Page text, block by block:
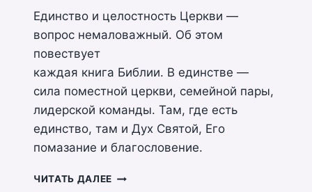
Единство и целостность Церкви —
вопрос немаловажный. Об этом
повествует
каждая книга Библии. В единстве —
сила поместной церкви, семейной пары,
лидерской команды. Там, где есть
единство, там и Дух Святой, Его
помазание и благословение.
ЧИТАТЬ ДАЛЕЕ РАЗЛИЧЕНИЕ